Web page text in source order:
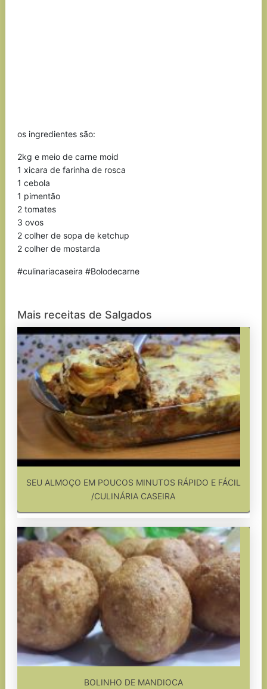
os ingredientes são:
2kg e meio de carne moid
1 xicara de farinha de rosca
1 cebola
1 pimentão
2 tomates
3 ovos
2 colher de sopa de ketchup
2 colher de mostarda
#culinariacaseira #Bolodecarne
Mais receitas de Salgados
SEU ALMOÇO EM POUCOS MINUTOS RÁPIDO E FÁCIL
/CULINÁRIA CASEIRA
BOLINHO DE MANDIOCA